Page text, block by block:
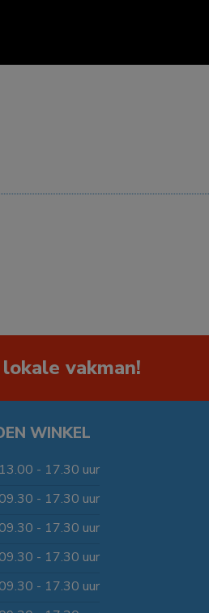
vakman!
WINKEL
13.00 - 17.30 uur
09.30 - 17.30 uur
09.30 - 17.30 uur
09.30 - 17.30 uur
09.30 - 17.30 uur